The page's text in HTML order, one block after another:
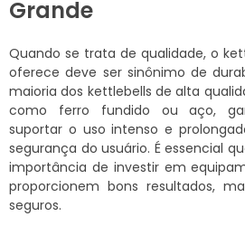
Grande
Quando se trata de qualidade, o
oferece deve ser sinônimo de
maioria dos kettlebells de alta
como ferro fundido ou aço,
suportar o uso intenso e
segurança do usuário. É essencial
importância de investir em
proporcionem bons resultados,
seguros.